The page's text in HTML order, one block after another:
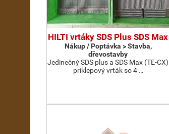
HILTI vrtáky SDS Plus SDS Max
Nákup / Poptávka > Stavba,
dřevostavby
Jedinečný SDS plus a SDS Max (TE-CX)
príklepový vrták so 4 …